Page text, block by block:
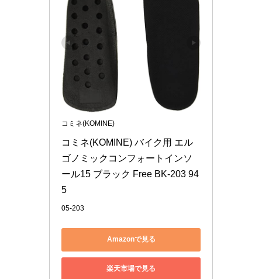
コミネ(KOMINE)
コミネ(KOMINE) バイク用 エル
ゴノミックコンフォートインソ
ール15 ブラック Free BK-203 94
5
05-203
Amazonで見る
楽天市場で見る